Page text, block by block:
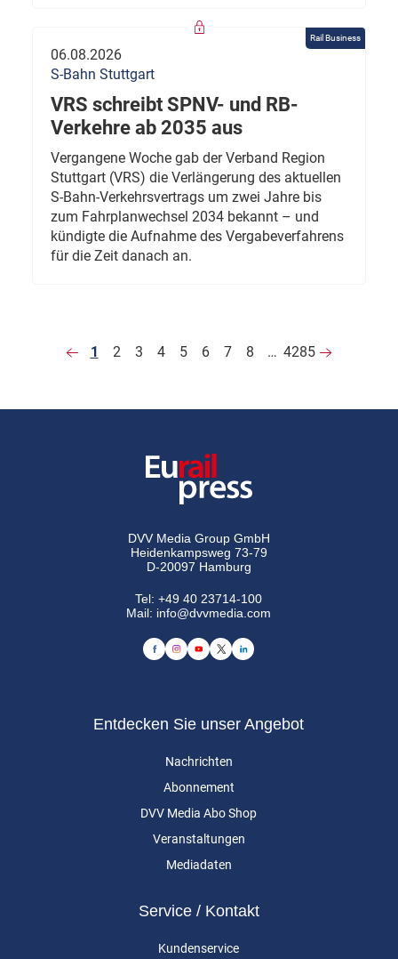
Rail Business
06.08.2026
S-Bahn Stuttgart
VRS schreibt SPNV- und RB-
Verkehre ab 2035 aus
Vergangene Woche gab der Verband Region
Stuttgart (VRS) die Verlängerung des aktuellen
S-Bahn-Verkehrsvertrags um zwei Jahre bis
zum Fahrplanwechsel 2034 bekannt – und
kündigte die Aufnahme des Vergabeverfahrens
für die Zeit danach an.
1 2 3 4 5 6 7 8 … 4285
DVV Media Group GmbH
Heidenkampsweg 73-79
D-20097 Hamburg
Tel:+49 40 23714-100
Mail: info@dvvmedia.com
Entdecken Sie unser Angebot
Nachrichten
Abonnement
DVV Media Abo Shop
Veranstaltungen
Mediadaten
Service / Kontakt
Kundenservice